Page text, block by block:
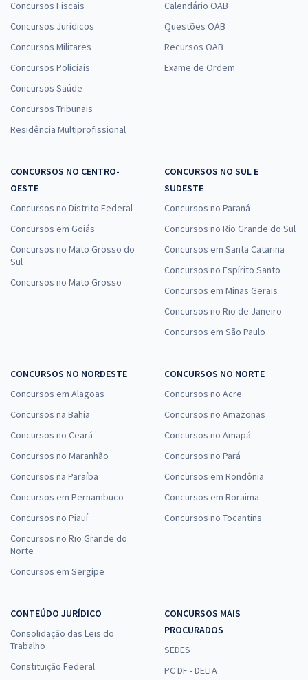
Concursos Fiscais
Concursos Jurídicos
Concursos Militares
Concursos Policiais
Concursos Saúde
Concursos Tribunais
Residência Multiprofissional
Calendário OAB
Questões OAB
Recursos OAB
Exame de Ordem
CONCURSOS NO CENTRO-
OESTE
Concursos no Distrito Federal
Concursos em Goiás
Concursos no Mato Grosso do
Sul
Concursos no Mato Grosso
CONCURSOS NO SUL E
SUDESTE
Concursos no Paraná
Concursos no Rio Grande do Sul
Concursos em Santa Catarina
Concursos no Espírito Santo
Concursos em Minas Gerais
Concursos no Rio de Janeiro
Concursos em São Paulo
CONCURSOS NO NORDESTE
Concursos em Alagoas
Concursos na Bahia
Concursos no Ceará
Concursos no Maranhão
Concursos na Paraíba
Concursos em Pernambuco
Concursos no Piauí
Concursos no Rio Grande do
Norte
Concursos em Sergipe
CONCURSOS NO NORTE
Concursos no Acre
Concursos no Amazonas
Concursos no Amapá
Concursos no Pará
Concursos em Rondônia
Concursos em Roraima
Concursos no Tocantins
CONTEÚDO JURÍDICO
Consolidação das Leis do
Trabalho
Constituição Federal
CONCURSOS MAIS
PROCURADOS
SEDES
PC DF - DELTA